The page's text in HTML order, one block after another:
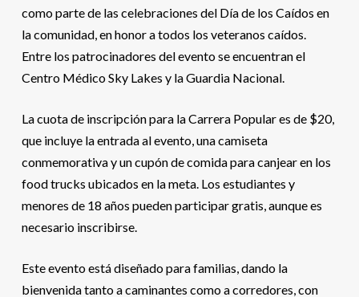
como parte de las celebraciones del Día de los Caídos en
la comunidad, en honor a todos los veteranos caídos.
Entre los patrocinadores del evento se encuentran el
Centro Médico Sky Lakes y la Guardia Nacional.
La cuota de inscripción para la Carrera Popular es de $20,
que incluye la entrada al evento, una camiseta
conmemorativa y un cupón de comida para canjear en los
food trucks ubicados en la meta. Los estudiantes y
menores de 18 años pueden participar gratis, aunque es
necesario inscribirse.
Este evento está diseñado para familias, dando la
bienvenida tanto a caminantes como a corredores, con